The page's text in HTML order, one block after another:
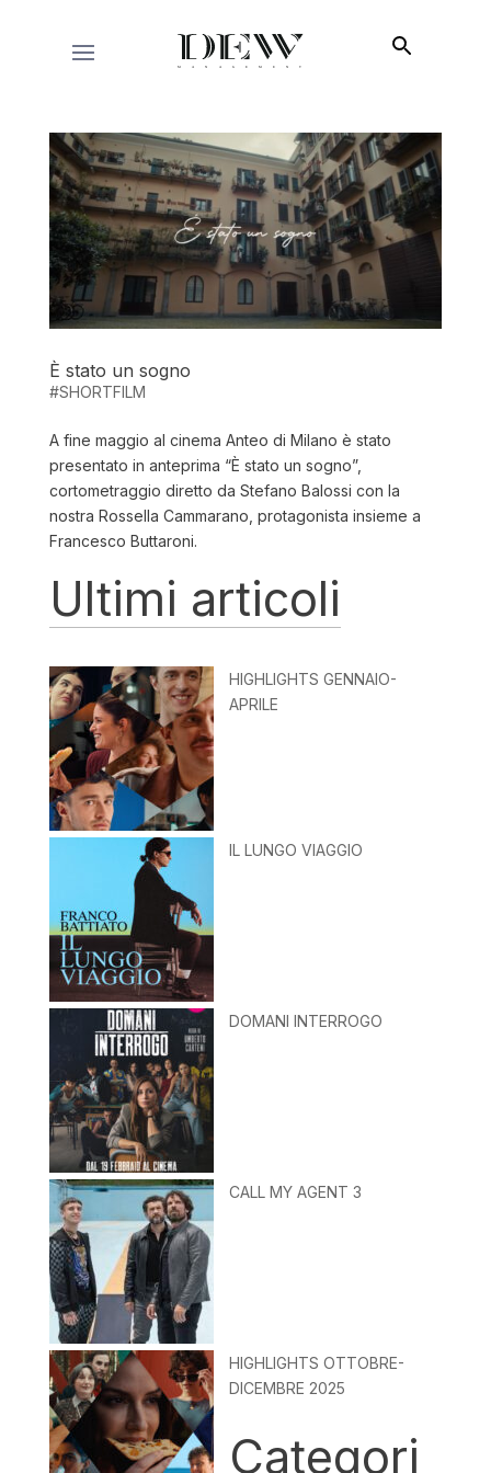
È stato un sogno
#SHORTFILM
A fine maggio al cinema Anteo di Milano è stato
presentato in anteprima “È stato un sogno”,
cortometraggio diretto da Stefano Balossi con la
nostra Rossella Cammarano, protagonista insieme a
Francesco Buttaroni.
Ultimi articoli
HIGHLIGHTS GENNAIO-
APRILE
IL LUNGO VIAGGIO
DOMANI INTERROGO
CALL MY AGENT 3
HIGHLIGHTS OTTOBRE-
DICEMBRE 2025
Categori